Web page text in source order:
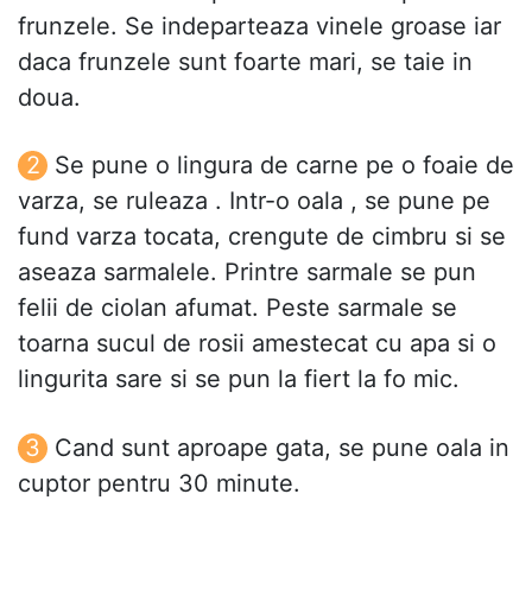
frunzele. Se indeparteaza vinele groase iar
daca frunzele sunt foarte mari, se taie in
doua.
Se pune o lingura de carne pe o foaie de
varza, se ruleaza . Intr-o oala , se pune pe
fund varza tocata, crengute de cimbru si se
aseaza sarmalele. Printre sarmale se pun
felii de ciolan afumat. Peste sarmale se
toarna sucul de rosii amestecat cu apa si o
lingurita sare si se pun la fiert la fo mic.
Cand sunt aproape gata, se pune oala in
cuptor pentru 30 minute.